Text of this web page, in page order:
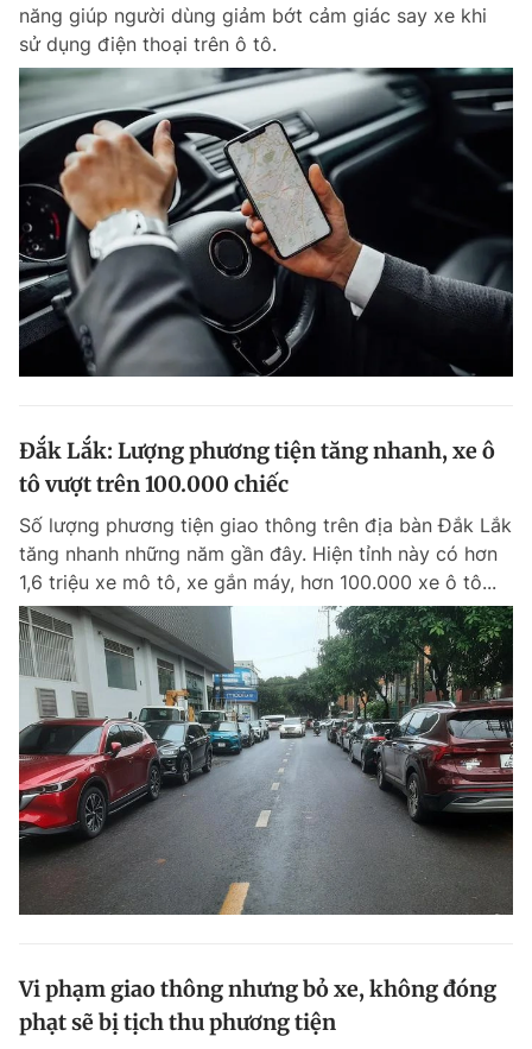
năng giúp người dùng giảm bớt cảm giác say xe khi
sử dụng điện thoại trên ô tô.
Đắk Lắk: Lượng phương tiện tăng nhanh, xe ô
tô vượt trên 100.000 chiếc
Số lượng phương tiện giao thông trên địa bàn Đắk Lắk
tăng nhanh những năm gần đây. Hiện tỉnh này có hơn
1,6 triệu xe mô tô, xe gắn máy, hơn 100.000 xe ô tô...
Vi phạm giao thông nhưng bỏ xe, không đóng
phạt sẽ bị tịch thu phương tiện